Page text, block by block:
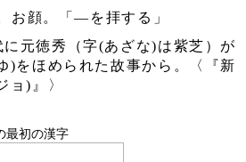
お顔。「―を拝する」
元徳秀（字(あざな)は紫芝）が
)をほめられた故事から。〈『新
ョ)』〉
最初の漢字